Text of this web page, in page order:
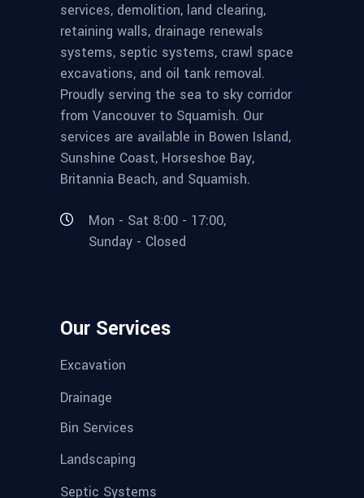
services, demolition, land clearing,
retaining walls, drainage renewals
systems, septic systems, crawl space
excavations, and oil tank removal.
Proudly serving the sea to sky corridor
from Vancouver to Squamish. Our
services are available in Bowen Island,
Sunshine Coast, Horseshoe Bay,
Britannia Beach, and Squamish.
Mon - Sat 8:00 - 17:00,
Sunday - Closed
Our Services
Excavation
Drainage
Bin Services
Landscaping
Septic Systems